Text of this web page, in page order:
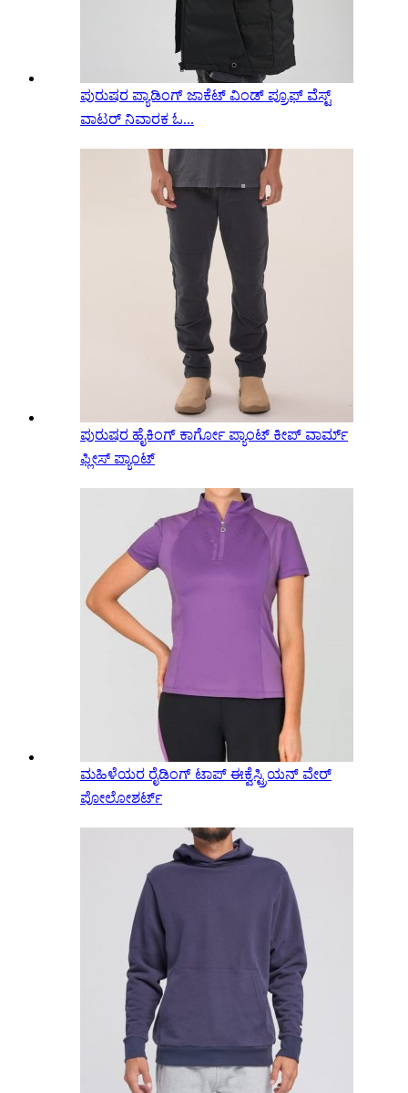
ಪುರುಷರ ಪ್ಯಾಡಿಂಗ್ ಜಾಕೆಟ್ ವಿಂಡ್ ಪ್ರೂಫ್ ವೆಸ್ಟ್
ವಾಟರ್ ನಿವಾರಕ ಓ...
ಪುರುಷರ ಹೈಕಿಂಗ್ ಕಾರ್ಗೋ ಪ್ಯಾಂಟ್ ಕೀಪ್ ವಾರ್ಮ್
ಫ್ಲೀಸ್ ಪ್ಯಾಂಟ್
ಮಹಿಳೆಯರ ರೈಡಿಂಗ್ ಟಾಪ್ ಈಕ್ವೆಸ್ಟ್ರಿಯನ್ ವೇರ್
ಪೋಲೋಶರ್ಟ್